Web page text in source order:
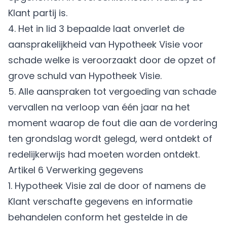
Klant partij is.
4. Het in lid 3 bepaalde laat onverlet de
aansprakelijkheid van Hypotheek Visie voor
schade welke is veroorzaakt door de opzet of
grove schuld van Hypotheek Visie.
5. Alle aanspraken tot vergoeding van schade
vervallen na verloop van één jaar na het
moment waarop de fout die aan de vordering
ten grondslag wordt gelegd, werd ontdekt of
redelijkerwijs had moeten worden ontdekt.
Artikel 6 Verwerking gegevens
1. Hypotheek Visie zal de door of namens de
Klant verschafte gegevens en informatie
behandelen conform het gestelde in de